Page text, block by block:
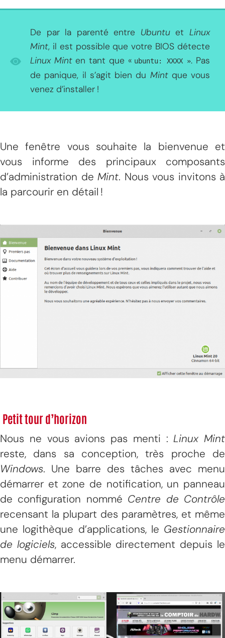
De par la parenté entre UbuntuetLinux
Mint, il est possible que votre BIOS détecte
Linux Minten tant que « ubuntu: XXXX ». Pas
de panique, il s’agit bien du Mintque vous
venez d’installer !
Une fenêtre vous souhaite la bienvenue et
vous informe des principaux composants
d’administration de Mint. Nous vous invitons à
la parcourir en détail !
Petit tour d’horizon
Nous ne vous avions pas menti :Linux Mint
reste, dans sa conception, très proche de
Windows. Une barre des tâches avec menu
démarrer et zone de notification, un panneau
de configuration nommé Centre de Contrôle
recensant la plupart des paramètres, et même
une logithèque d’applications, le Gestionnaire
de logiciels, accessible directement depuis le
menu démarrer.